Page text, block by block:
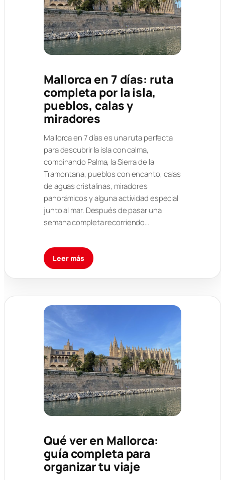
Mallorca en 7 días: ruta
completa por la isla,
pueblos, calas y
miradores
Mallorca en 7 días es una ruta perfecta
para descubrir la isla con calma,
combinando Palma, la Sierra de la
Tramontana, pueblos con encanto, calas
de aguas cristalinas, miradores
panorámicos y alguna actividad especial
junto al mar. Después de pasar una
semana completa recorriendo…
Leer más
Qué ver en Mallorca:
guía completa para
organizar tu viaje